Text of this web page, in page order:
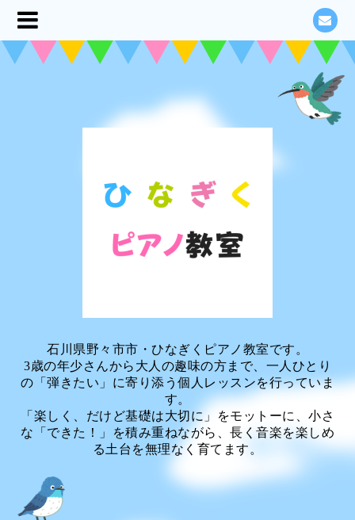
石川県野々市市・ひなぎくピアノ教室です。
3歳の年少さんから大人の趣味の方まで、一人ひとり
の「弾きたい」に寄り添う個人レッスンを行っていま
す。
「楽しく、だけど基礎は大切に」をモットーに、小さ
な「できた！」を積み重ねながら、長く音楽を楽しめ
る土台を無理なく育てます。